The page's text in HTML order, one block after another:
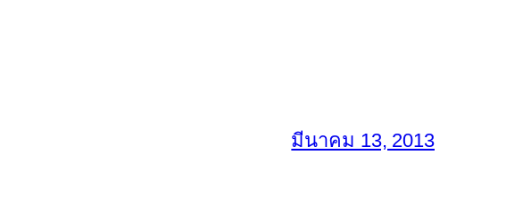
มีนาคม 13, 2013